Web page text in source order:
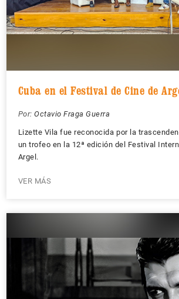
Cuba en el Festival de Cine de
Por: Octavio Fraga Guerra
Lizette Vila fue reconocida por la
un trofeo en la 12ª edición del Festival
Argel.
VER MÁS